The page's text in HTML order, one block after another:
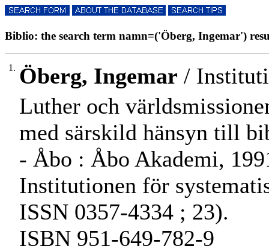
Biblio: the search term namn=('Öberg, Ingemar')
1. Öberg, Ingemar /
Luther och
med särskild hänsyn till
- Åbo : Åbo Akademi,
Institutionen för
ISSN 0357-4334 ; 23).
ISBN 951-649-782-9